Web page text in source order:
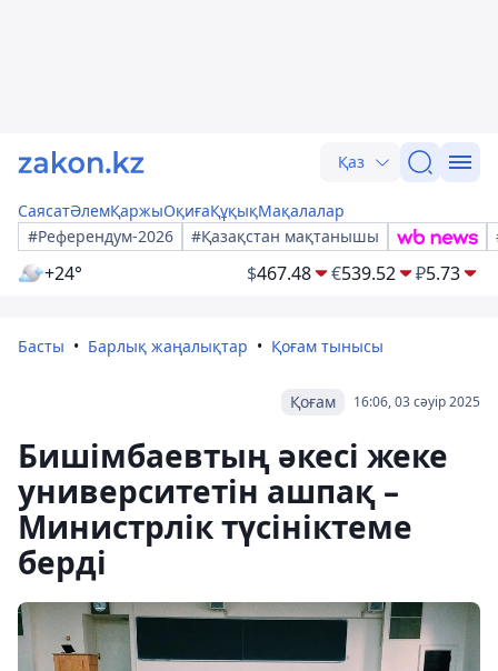
Қаз
СаясатӘлемҚаржыОқиғаҚұқықМақалалар
#Референдум-2026
#Қазақстан мақтанышы
+24° $467.48 €539.52 ₽5.73
Басты Барлық жаңалықтар Қоғам тынысы
16:06, 03 сәуір 2025
Қоғам
Бишімбаевтың әкесі жеке
университетін ашпақ –
Министрлік түсініктеме
берді